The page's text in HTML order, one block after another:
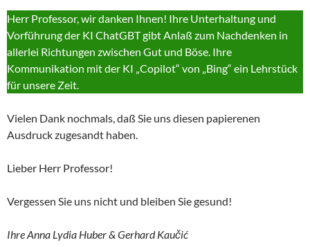
Herr Professor, wir danken Ihnen! Ihre Unterhaltung und
Vorführung der KI ChatGBT gibt Anlaß zum Nachdenken in
allerlei Richtungen zwischen Gut und Böse. Ihre
Kommunikation mit der KI „Copilot“ von „Bing“ ein Lehrstück
für unsere Zeit.
Vielen Dank nochmals, daß Sie uns diesen papierenen
Ausdruck zugesandt haben.
Lieber Herr Professor!
Vergessen Sie uns nicht und bleiben Sie gesund!
Ihre Anna Lydia Huber & Gerhard Kaučić